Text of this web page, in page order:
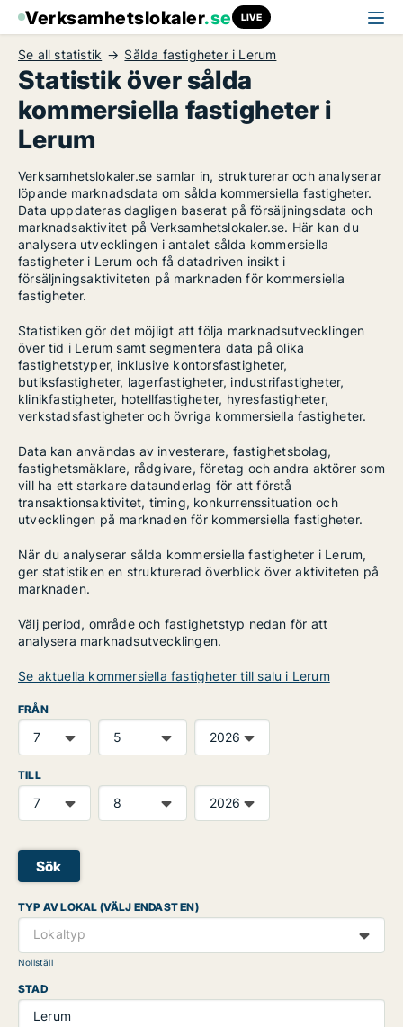
Verksamhetslokaler.se LIVE
Se all statistik Sålda fastigheter i Lerum
Statistik över sålda
kommersiella fastigheter i
Lerum
Verksamhetslokaler.se samlar in, strukturerar och analyserar
löpande marknadsdata om sålda kommersiella fastigheter.
Data uppdateras dagligen baserat på försäljningsdata och
marknadsaktivitet på Verksamhetslokaler.se. Här kan du
analysera utvecklingen i antalet sålda kommersiella
fastigheter i Lerum och få datadriven insikt i
försäljningsaktiviteten på marknaden för kommersiella
fastigheter.
Statistiken gör det möjligt att följa marknadsutvecklingen
över tid i Lerum samt segmentera data på olika
fastighetstyper, inklusive kontorsfastigheter,
butiksfastigheter, lagerfastigheter, industrifastigheter,
klinikfastigheter, hotellfastigheter, hyresfastigheter,
verkstadsfastigheter och övriga kommersiella fastigheter.
Data kan användas av investerare, fastighetsbolag,
fastighetsmäklare, rådgivare, företag och andra aktörer som
vill ha ett starkare dataunderlag för att förstå
transaktionsaktivitet, timing, konkurrenssituation och
utvecklingen på marknaden för kommersiella fastigheter.
När du analyserar sålda kommersiella fastigheter i Lerum,
ger statistiken en strukturerad överblick över aktiviteten på
marknaden.
Välj period, område och fastighetstyp nedan för att
analysera marknadsutvecklingen.
Se aktuella kommersiella fastigheter till salu i Lerum
FRÅN
TILL
Sök
TYP AV LOKAL (VÄLJ ENDAST EN)
Lokaltyp
Nollställ
STAD
Lerum